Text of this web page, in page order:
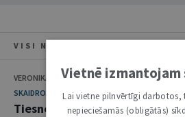
VISI NUMURA RAKSTI
VERONIKA KRŪMIŅA
SKAIDROJUMI. VIEDOKĻI
Tiesnešu vērtības un atbildība
Vietnē izmantojam
Lai vietne pilnvērtīgi darbotos,
nepieciešamās (obligātās)